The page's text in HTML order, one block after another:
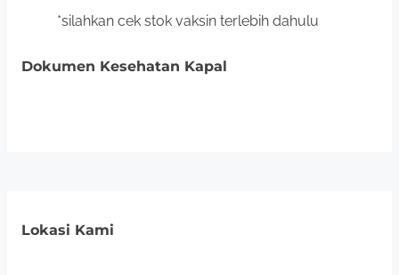
*silahkan cek stok vaksin terlebih dahulu
Dokumen Kesehatan Kapal
Lokasi Kami